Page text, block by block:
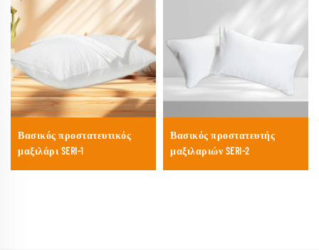
Βασικός προστατευτικός
μαξιλάρι SERI-1
Βασικός προστατευτής
μαξιλαριών SERI-2